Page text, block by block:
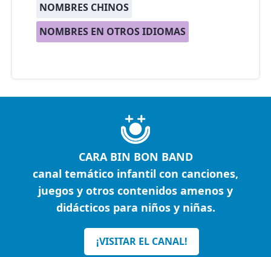
NOMBRES CHINOS
NOMBRES EN OTROS IDIOMAS
CARA BIN BON BAND
canal temático infantil con canciones,
juegos y otros contenidos amenos y
didácticos para niños y niñas.
¡VISITAR EL CANAL!